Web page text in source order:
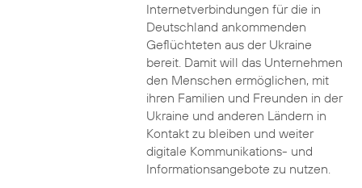
Internetverbindungen für die in
Deutschland ankommenden
Geflüchteten aus der Ukraine
bereit. Damit will das Unternehmen
den Menschen ermöglichen, mit
ihren Familien und Freunden in der
Ukraine und anderen Ländern in
Kontakt zu bleiben und weiter
digitale Kommunikations- und
Informationsangebote zu nutzen.